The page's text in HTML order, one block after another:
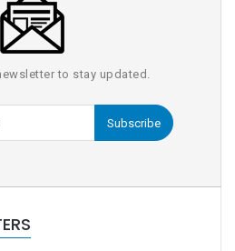
to stay updated.
Subscribe